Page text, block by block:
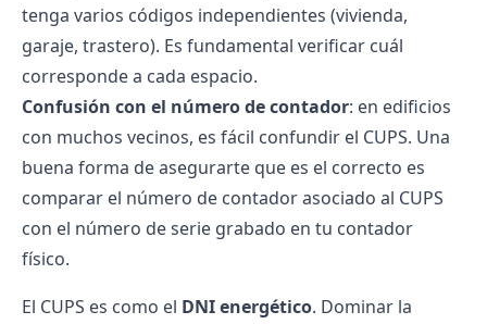
tenga varios códigos independientes (vivienda,
garaje, trastero). Es fundamental verificar cuál
corresponde a cada espacio.
Confusión con el número de contador: en edificios
con muchos vecinos, es fácil confundir el CUPS. Una
buena forma de asegurarte que es el correcto es
comparar el número de contador asociado al CUPS
con el número de serie grabado en tu contador
físico.
El CUPS es como el DNI energético. Dominar la